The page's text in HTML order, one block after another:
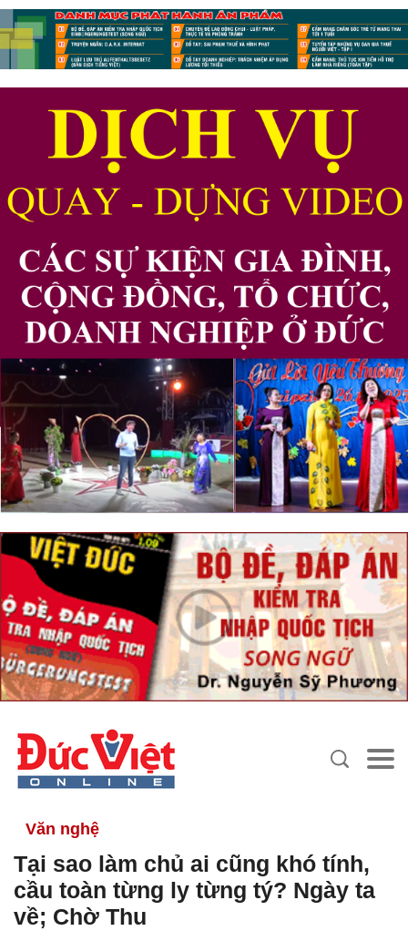
Văn nghệ
Tại sao làm chủ ai cũng khó tính,
cầu toàn từng ly từng tý? Ngày ta
về; Chờ Thu